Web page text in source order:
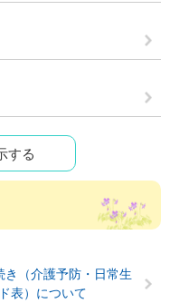
する
（介護予防・日常生
表）について